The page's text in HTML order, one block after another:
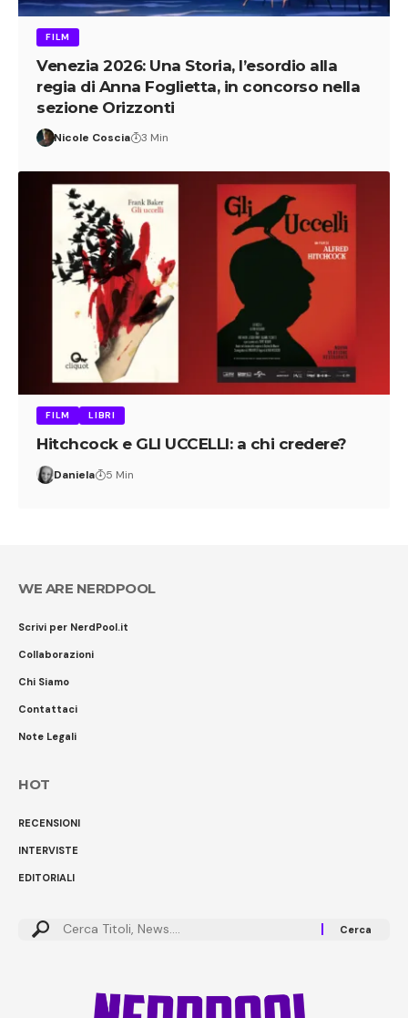
FILM
Venezia 2026: Una Storia, l’esordio alla
regia di Anna Foglietta, in concorso nella
sezione Orizzonti
Nicole Coscia 3 Min
FILM LIBRI
Hitchcock e GLI UCCELLI: a chi credere?
Daniela 5 Min
WE ARE NERDPOOL
Scrivi per NerdPool.it
Collaborazioni
Chi Siamo
Contattaci
Note Legali
HOT
RECENSIONI
INTERVISTE
EDITORIALI